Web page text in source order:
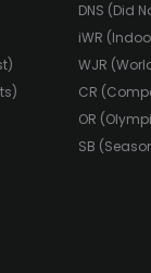
DNS (Did
iWR
WJR
CR
OR
SB